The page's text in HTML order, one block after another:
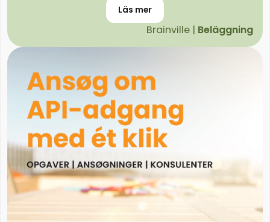
Läs mer
Brainville | Beläggning